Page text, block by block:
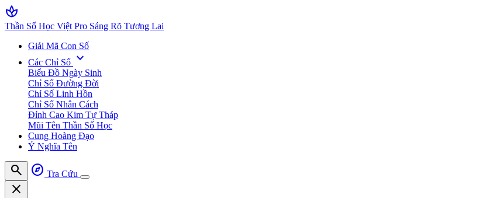
spa
Thần Số Học Việt Pro Sáng Rõ Tương Lai
Giải Mã Con Số
Các Chỉ Số expand_more
Biểu Đồ Ngày Sinh
Chỉ Số Đường Đời
Chỉ Số Linh Hồn
Chỉ Số Nhân Cách
Đỉnh Cao Kim Tự Tháp
Mũi Tên Thần Số Học
Cung Hoàng Đạo
Ý Nghĩa Tên
search explore Tra Cứu
close